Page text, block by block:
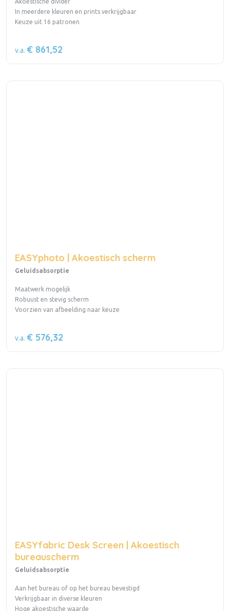
Akoestische divider
In meerdere kleuren en prints verkrijgbaar
Keuze uit 16 patronen
v.a. € 861,52
EASYphoto | Akoestisch scherm
Geluidsabsorptie
Maatwerk mogelijk
Robuust en stevig scherm
Voorzien van afbeelding naar keuze
v.a. € 576,32
EASYfabric Desk Screen | Akoestisch
bureauscherm
Geluidsabsorptie
Aan het bureau of op het bureau bevestigd
Verkrijgbaar in diverse kleuren
Hoge akoestische waarde